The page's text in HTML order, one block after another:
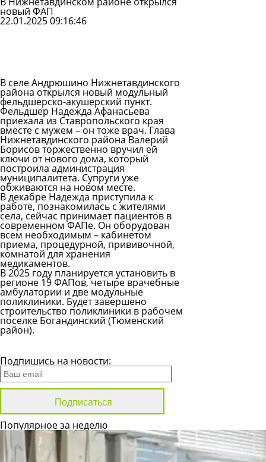
новый ФАП
22.01.2025 09:16:46
В селе Андрюшино Нижнетавдинского
района открылся новый модульный
фельдшерско-акушерский пункт.
Фельдшер Надежда Афанасьева
приехала из Ставропольского края
вместе с мужем – он тоже врач. Глава
Нижнетавдинского района Валерий
Борисов торжественно вручил ей
ключи от нового дома, который
построила администрация
муниципалитета. Супруги уже
обживаются на новом месте.
В декабре Надежда приступила к
работе, познакомилась с жителями
села, сейчас принимает пациентов в
современном ФАПе. Он оборудован
всем необходимым – кабинетом
приема, процедурной, прививочной,
комнатой для хранения
медикаментов.
В 2025 году планируется установить в
регионе 19 ФАПов, четыре врачебные
амбулатории и две модульные
поликлиники. Будет завершено
строительство поликлиники в рабочем
поселке Богандинский (Тюменский
район).
Подпишись на новости:
Популярное за неделю